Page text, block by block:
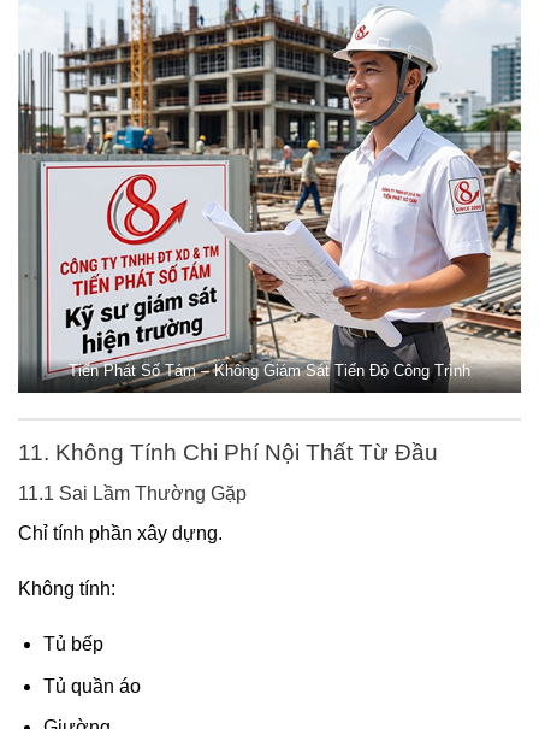
Tiến Phát Số Tám – Không Giám Sát Tiến Độ Công Trình
11. Không Tính Chi Phí Nội Thất Từ Đầu
11.1 Sai Lầm Thường Gặp
Chỉ tính phần xây dựng.
Không tính:
Tủ bếp
Tủ quần áo